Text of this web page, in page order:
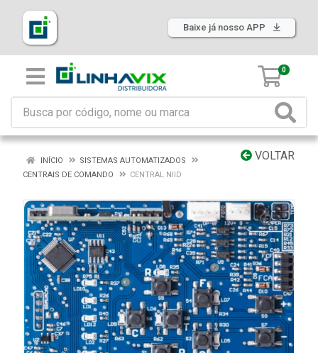
Baixe já nosso APP
0
VOLTAR
INÍCIO
SISTEMAS AUTOMATIZADOS
CENTRAIS DE COMANDO
CENTRAL NIID